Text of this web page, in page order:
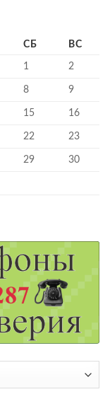
СБ ВС
1 2
8 9
15 16
22 23
29 30